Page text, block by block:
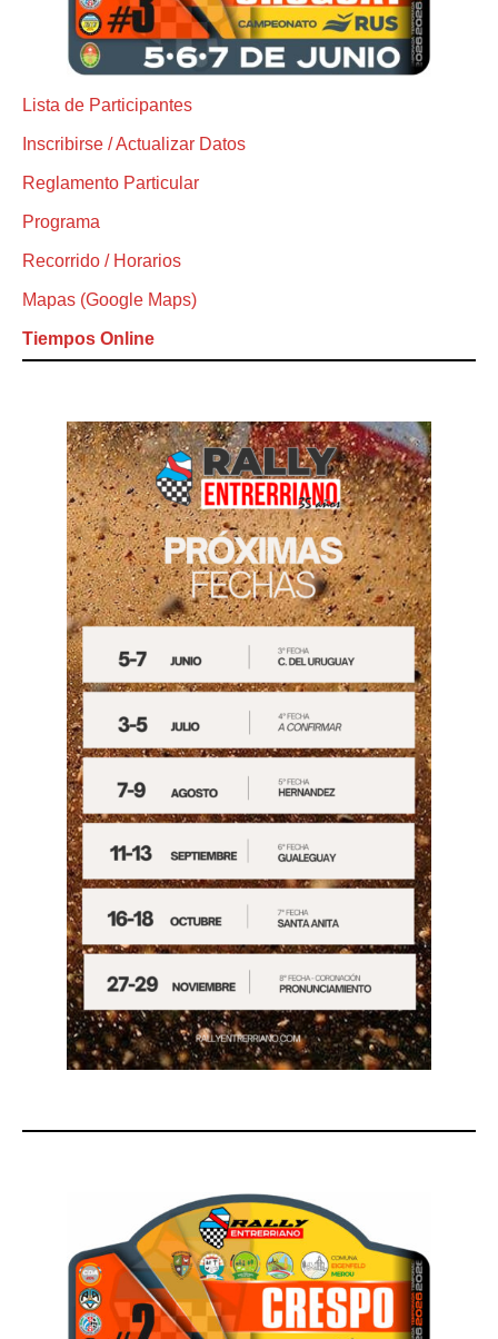
Lista de Participantes
Inscribirse / Actualizar Datos
Reglamento Particular
Programa
Recorrido / Horarios
Mapas (Google Maps)
Tiempos Online